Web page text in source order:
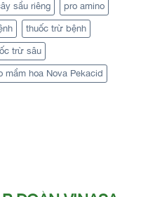
sầu riêng pro amino
thuốc trừ bệnh
trừ sâu
mầm hoa Nova Pekacid